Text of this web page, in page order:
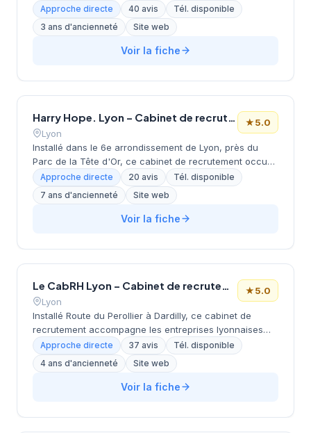
recrutement développe ses activités sous la direction
de David de Beublain. La structure propose ses
services de recrutement et de conseil RH aux
entreprises de la métropole lyonnaise depuis son
réputation avec une note maximale de 5/5 basée sur 40
avis clients.
Approche directe 40 avis
Tél. disponible
3 ans d'ancienneté
Site web
Voir la fiche
Harry Hope. Lyon – Cabinet de recrutement
Lyon
★5.0
Installé dans le 6e arrondissement de Lyon, près du
Parc de la Tête d'Or, ce cabinet de recrutement occupe
les locaux de l'Immeuble Flex-O Part Dieu sur le Cours
Lafayette. Dirigée par M. Puzin, cette structure
développe ses activités de conseil en recrutement
depuis cette zone d'affaires stratégique des Brotteaux.
de la métropole lyonnaise.
Approche directe 20 avis
Tél. disponible
7 ans d'ancienneté
Site web
Voir la fiche
Le CabRH Lyon – Cabinet de recrutement
Lyon
★5.0
Installé Route du Perollier à Dardilly, ce cabinet de
recrutement accompagne les entreprises lyonnaises
dans leurs recherches de profils qualifiés. Dirigée par
Bruchier, cette structure développe une approche
personnalisée du recrutement en s'appuyant sur une
connaissance approfondie du tissu économique
Approche directe 37 avis
Tél. disponible
4 ans d'ancienneté
Site web
Voir la fiche